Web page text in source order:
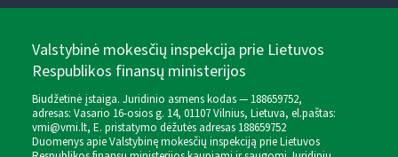
Valstybinė mokesčių inspekcija prie Lietuvos
Respublikos finansų ministerijos
Biudžetinė įstaiga. Juridinio asmens kodas — 188659752,
adresas: Vasario 16-osios g. 14, 01107 Vilnius, Lietuva, el.paštas:
vmi@vmi.lt, E. pristatymo dėžutės adresas 188659752
Duomenys apie Valstybinę mokesčių inspekciją prie Lietuvos